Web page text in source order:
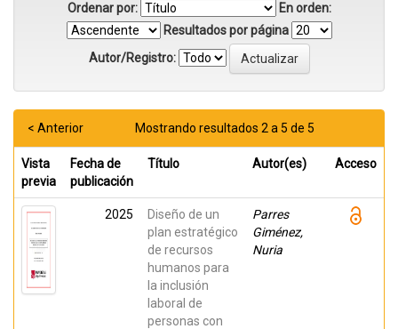
Ordenar por:
En orden:
Resultados por página
Autor/Registro:
Mostrando resultados 2 a 5 de 5
< Anterior
Vista
previa
Fecha de
publicación
Título Autor(es) Acceso
2025
Diseño de un
plan estratégico
de recursos
humanos para
la inclusión
laboral de
personas con
Parres
Giménez,
Nuria